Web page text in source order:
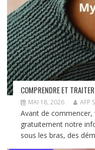
COMPRENDRE ET
MAI 18, 2026 AFP
Avant de
gratuitement notre
sous les bras, des